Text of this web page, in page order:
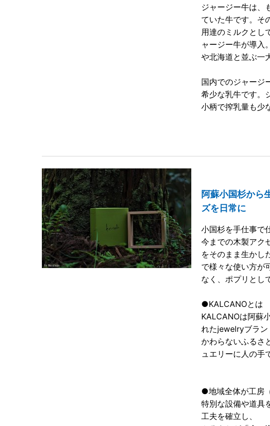
ジャージー牛は、
ていた牛です。そ
用達のミルクとし
ャージー牛が導入
や北海道と並ぶ一
国内でのジャージ
希少な乳牛です。
小柄で搾乳量も少
阿蘇小国杉から
ズを日常に
小国杉を手仕事で
今までの木製アク
をそのまま生かし
で様々な使い方が
なく、ポプリとし
●KALCANOとは
KALCANOは阿蘇
れたjewelryブラン
かわらないふるさ
ュエリーに人の手
●地域全体が工房
特別な設備や道具
工夫を確立し、